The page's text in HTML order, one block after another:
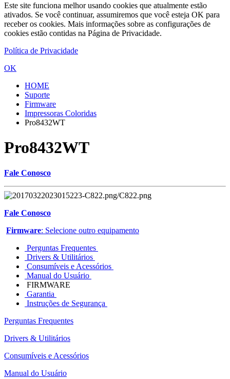
Este site funciona melhor usando cookies que atualmente estão
ativados. Se você continuar, assumiremos que você esteja OK para
receber os cookies. Mais informações sobre as configurações de
cookies estão contidas na Página de Privacidade.
Política de Privacidade
OK
HOME
Suporte
Firmware
Impressoras Coloridas
Pro8432WT
Pro8432WT
Fale Conosco
Fale Conosco
Firmware: Selecione outro equipamento
Perguntas Frequentes
Drivers & Utilitários
Consumíveis e Acessórios
Manual do Usuário
FIRMWARE
Garantia
Instruções de Segurança
Perguntas Frequentes
Drivers & Utilitários
Consumíveis e Acessórios
Manual do Usuário